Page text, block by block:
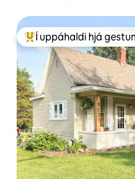
Í mestu uppáhaldi hjá
Í uppáhaldi hjá